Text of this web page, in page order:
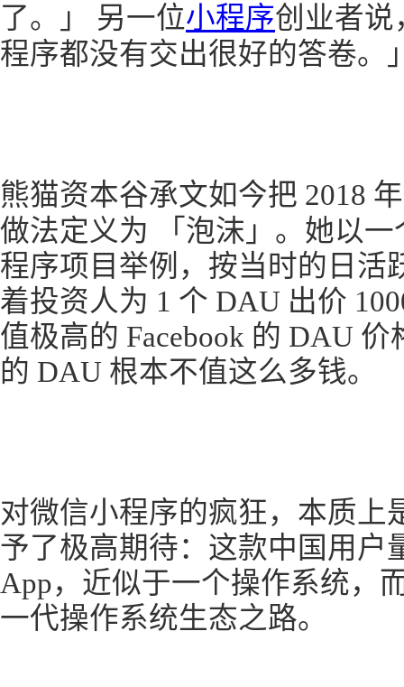
了。」 另一位小程序创业者说
程序都没有交出很好的答卷。
熊猫资本谷承文如今把 2018
做法定义为 「泡沫」。她以
程序项目举例，按当时的日活
着投资人为 1 个 DAU 出价
值极高的 Facebook 的 DAU
的 DAU 根本不值这么多钱。
对微信小程序的疯狂，本质上
予了极高期待：这款中国用户
App，近似于一个操作系统，
一代操作系统生态之路。